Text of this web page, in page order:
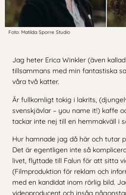
Foto: Matilda Sporre Studio
Jag heter Erica Winkler (även
tillsammans med min fantastiska
våra två katter.
Är fullkomligt tokig i lakrits,
svenskjävlar – you name it!) kaffe
tackar inte nej till en hemmakväll i
Hur hamnade jag då här och tutar
Det är egentligen inte så
livet, flyttade till Falun för att sitta
(Filmproduktion för reklam och
med en kandidat inom rörlig bild.
videoproducent och insåg